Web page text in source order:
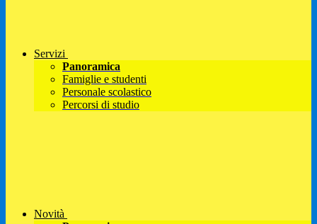
Servizi
Panoramica
Famiglie e studenti
Personale scolastico
Percorsi di studio
Novità